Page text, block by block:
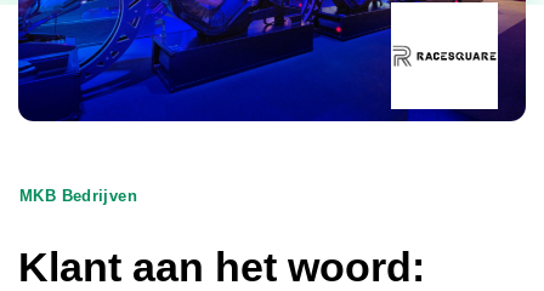
MKB Bedrijven
Klant aan het woord: